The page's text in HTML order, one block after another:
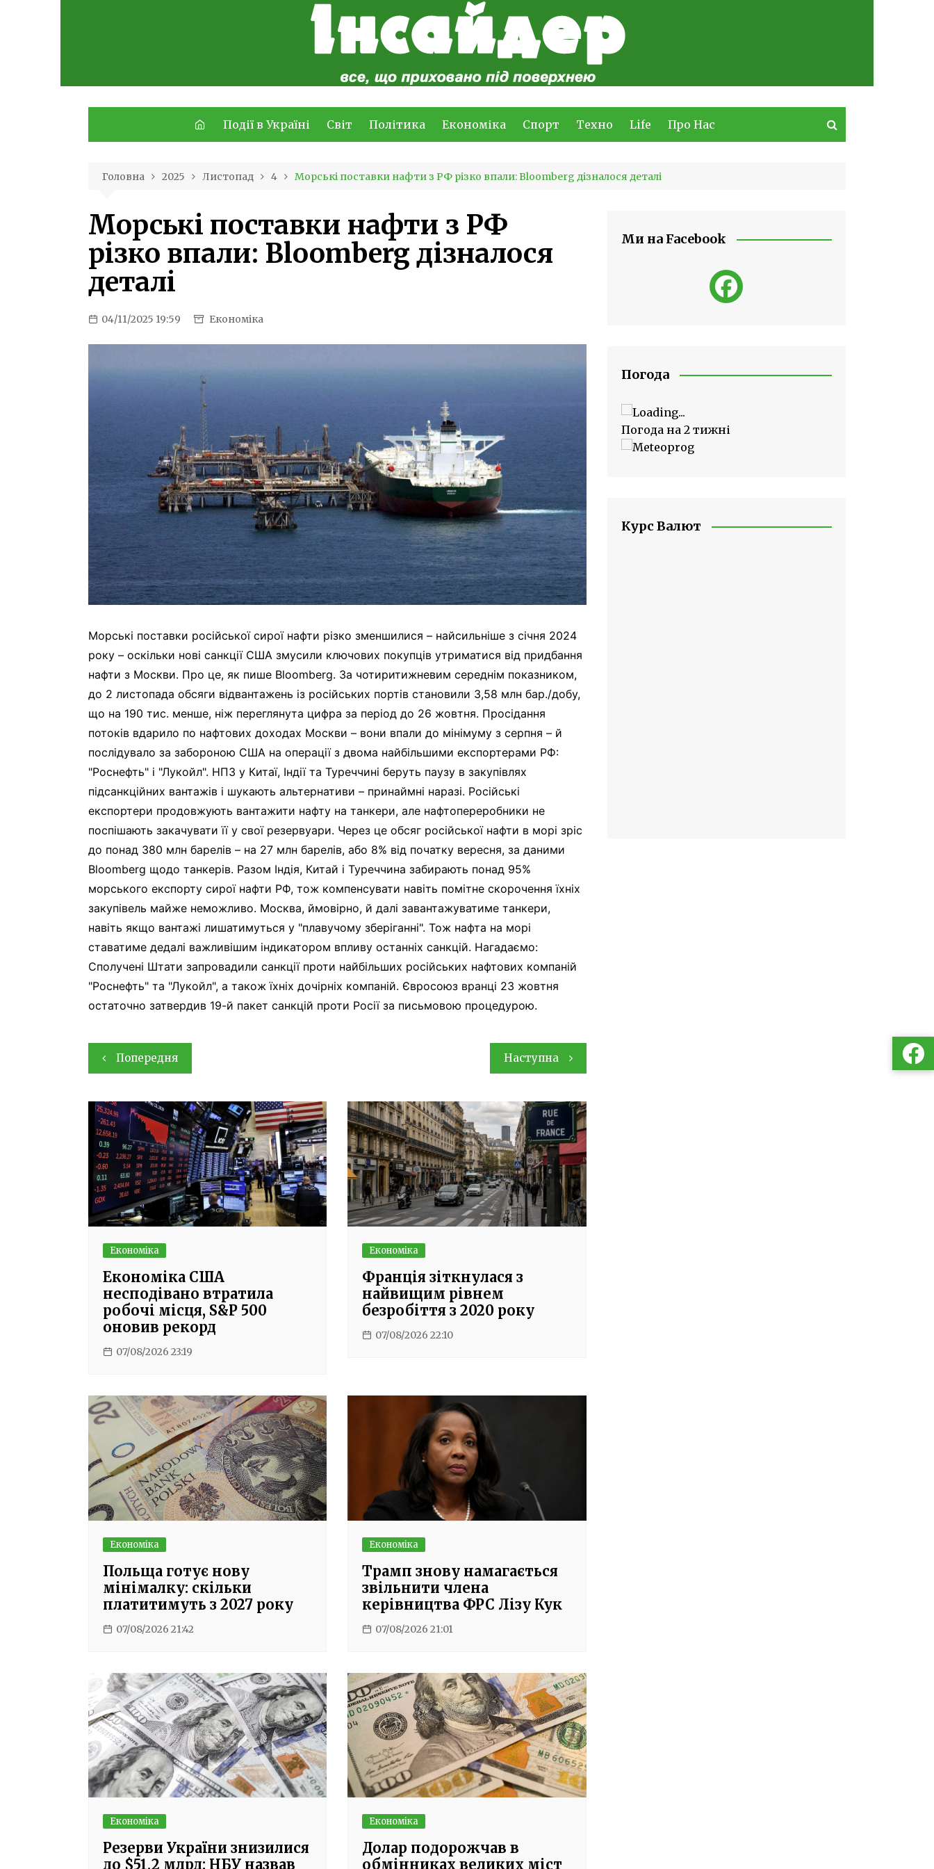
Події в Україні Світ Політика Економіка Спорт Техно Life Про Нас
Головна 2025 Листопад 4 Морські поставки нафти з РФ різко впали: Bloomberg дізналося деталі
Морські поставки нафти з РФ
різко впали: Bloomberg дізналося
деталі
04/11/2025 19:59 Економіка
Морські поставки російської сирої нафти різко зменшилися – найсильніше з січня 2024
року – оскільки нові санкції США змусили ключових покупців утриматися від придбання
нафти з Москви. Про це, як пише Bloomberg. За чотиритижневим середнім показником,
до 2 листопада обсяги відвантажень із російських портів становили 3,58 млн бар./добу,
що на 190 тис. менше, ніж переглянута цифра за період до 26 жовтня. Просідання
потоків вдарило по нафтових доходах Москви – вони впали до мінімуму з серпня – й
послідувало за забороною США на операції з двома найбільшими експортерами РФ:
"Роснефть" і "Лукойл". НПЗ у Китаї, Індії та Туреччині беруть паузу в закупівлях
підсанкційних вантажів і шукають альтернативи – принаймні наразі. Російські
експортери продовжують вантажити нафту на танкери, але нафтопереробники не
поспішають закачувати її у свої резервуари. Через це обсяг російської нафти в морі зріс
до понад 380 млн барелів – на 27 млн барелів, або 8% від початку вересня, за даними
Bloomberg щодо танкерів. Разом Індія, Китай і Туреччина забирають понад 95%
морського експорту сирої нафти РФ, тож компенсувати навіть помітне скорочення їхніх
закупівель майже неможливо. Москва, ймовірно, й далі завантажуватиме танкери,
навіть якщо вантажі лишатимуться у "плавучому зберіганні". Тож нафта на морі
ставатиме дедалі важливішим індикатором впливу останніх санкцій. Нагадаємо:
Сполучені Штати запровадили санкції проти найбільших російських нафтових компаній
"Роснефть" та "Лукойл", а також їхніх дочірніх компаній. Євросоюз вранці 23 жовтня
остаточно затвердив 19-й пакет санкцій проти Росії за письмовою процедурою.
Навігація
записів
Попередня Наступна
Економіка
Економіка США
несподівано втратила
робочі місця, S&P 500
оновив рекорд
07/08/2026 23:19
Економіка
Франція зіткнулася з
найвищим рівнем
безробіття з 2020 року
07/08/2026 22:10
Економіка
Польща готує нову
мінімалку: скільки
платитимуть з 2027 року
07/08/2026 21:42
Економіка
Трамп знову намагається
звільнити члена
керівництва ФРС Лізу Кук
07/08/2026 21:01
Економіка
Резерви України знизилися
до $51,2 млрд: НБУ назвав
Економіка
Долар подорожчав в
обмінниках великих міст
Ми на Facebook
Погода
Погода на 2 тижні
Курс Валют